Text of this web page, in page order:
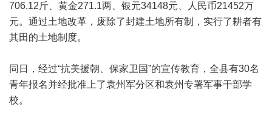
706.12斤、黄金271.1两、银元34148元、人民币21452万
元。通过土地改革，废除了封建土地所有制，实行了耕者有
其田的土地制度。
同日，经过“抗美援朝、保家卫国”的宣传教育，全县有30名
青年报名并经批准上了袁州军分区和袁州专署军事干部学
校。